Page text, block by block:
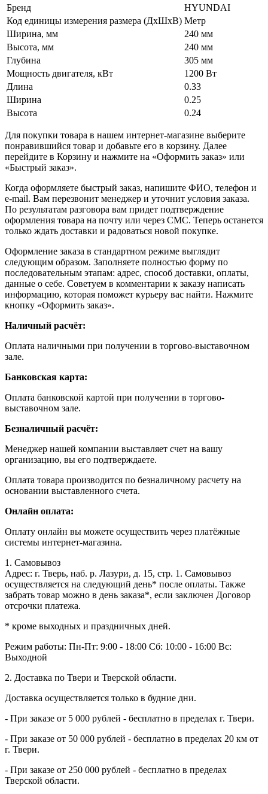
Бренд
HYUNDAI
Код единицы измерения размера (ДхШхВ) Метр
Ширина, мм
240 мм
Высота, мм
240 мм
Глубина
305 мм
Мощность двигателя, кВт
1200 Вт
Длина
0.33
Ширина
0.25
Высота
0.24
Для покупки товара в нашем интернет-магазине выберите
понравившийся товар и добавьте его в корзину. Далее
перейдите в Корзину и нажмите на «Оформить заказ» или
«Быстрый заказ».
Когда оформляете быстрый заказ, напишите ФИО, телефон и
e-mail. Вам перезвонит менеджер и уточнит условия заказа.
По результатам разговора вам придет подтверждение
оформления товара на почту или через СМС. Теперь останется
только ждать доставки и радоваться новой покупке.
Оформление заказа в стандартном режиме выглядит
следующим образом. Заполняете полностью форму по
последовательным этапам: адрес, способ доставки, оплаты,
данные о себе. Советуем в комментарии к заказу написать
информацию, которая поможет курьеру вас найти. Нажмите
кнопку «Оформить заказ».
Наличный расчёт:
Оплата наличными при получении в торгово-выставочном
зале.
Банковская карта:
Оплата банковской картой при получении в торгово-
выставочном зале.
Безналичный расчёт:
Менеджер нашей компании выставляет счет на вашу
организацию, вы его подтверждаете.
Оплата товара производится по безналичному расчету на
основании выставленного счета.
Онлайн оплата:
Оплату онлайн вы можете осуществить через платёжные
системы интернет-магазина.
1. Самовывоз
Адрес: г. Тверь, наб. р. Лазури, д. 15, стр. 1. Самовывоз
осуществляется на следующий день* после оплаты. Также
забрать товар можно в день заказа*, если заключен Договор
отсрочки платежа.
* кроме выходных и праздничных дней.
Режим работы: Пн-Пт: 9:00 - 18:00 Сб: 10:00 - 16:00 Вс:
Выходной
2. Доставка по Твери и Тверской области.
Доставка осуществляется только в будние дни.
- При заказе от 5 000 рублей - бесплатно в пределах г. Твери.
- При заказе от 50 000 рублей - бесплатно в пределах 20 км от
г. Твери.
- При заказе от 250 000 рублей - бесплатно в пределах
Тверской области.